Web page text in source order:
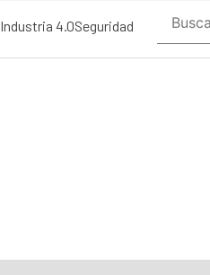
Industria 4.0Seguridad